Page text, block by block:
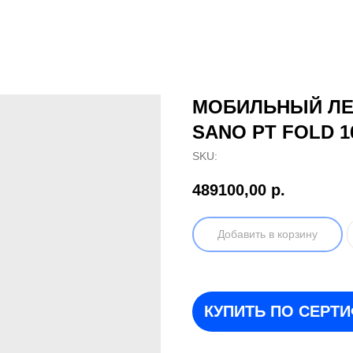
МОБИЛЬНЫЙ
SANO PT FOLD
SKU:
489100,00 р.
Добавить в корзину
КУПИТЬ ПО